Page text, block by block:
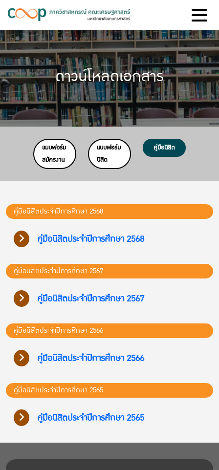
ดาวน์โหลดเอกสาร
แบบฟอร์ม
สมัครงาน
แบบฟอร์ม
นิสิต
คู่มือนิสิต
คู่มือนิสิตประจำปีการศึกษา 2568
คู่มือนิสิตประจำปีการศึกษา 2568
คู่มือนิสิตประจำปีการศึกษา 2567
คู่มือนิสิตประจำปีการศึกษา 2567
คู่มือนิสิตประจำปีการศึกษา 2566
คู่มือนิสิตประจำปีการศึกษา 2566
คู่มือนิสิตประจำปีการศึกษา 2565
คู่มือนิสิตประจำปีการศึกษา 2565